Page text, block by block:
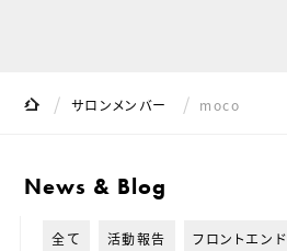
サイト内の現在地
Shibajukuサロンメンバー moco
News & Blog
全て 活動報告 フロントエンド